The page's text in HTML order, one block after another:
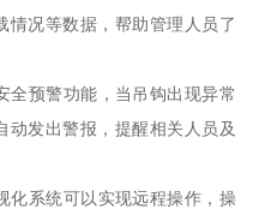
情况等数据，帮助管理人员了
全预警功能，当吊钩出现异常
动发出警报，提醒相关人员及
化系统可以实现远程操作，操